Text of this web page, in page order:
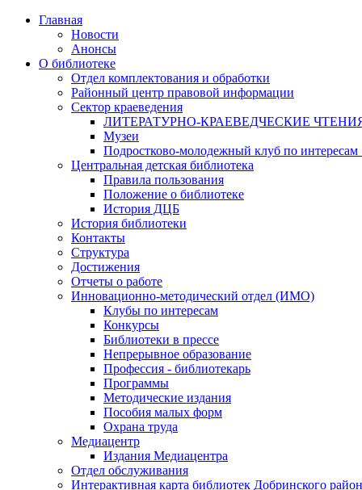
Главная
Новости
Анонсы
О библиотеке
Отдел комплектования и обработки
Районный центр правовой информации
Сектор краеведения
ЛИТЕРАТУРНО-КРАЕВЕДЧЕСКИЕ
Музеи
Подростково-молодежный клуб по интересам
Центральная детская библиотека
Правила пользования
Положение о библиотеке
История ДЦБ
История библиотеки
Контакты
Структура
Достижения
Отчеты о работе
Инновационно-методический отдел (ИМО)
Клубы по интересам
Конкурсы
Библиотеки в прессе
Непрерывное образование
Профессия - библиотекарь
Программы
Методические издания
Пособия малых форм
Охрана труда
Медиацентр
Издания Медиацентра
Отдел обслуживания
Интерактивная карта библиотек Добринского